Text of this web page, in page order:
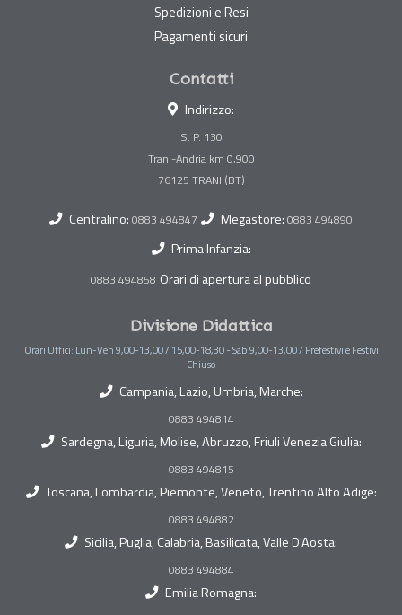
Spedizioni e Resi
Pagamenti sicuri
Contatti
Indirizzo:
S. P. 130
Trani-Andria km 0,900
Centralino: 0883 494847 Megastore: 0883 494890
Prima Infanzia:
0883 494858 Orari di apertura al pubblico
Divisione Didattica
Orari Uffici: Lun-Ven 9,00-13,00 / 15,00-18,30 - Sab 9,00-13,00 / Prefestivi e Festivi
Chiuso
Campania, Lazio, Umbria, Marche:
0883 494814
Sardegna, Liguria, Molise, Abruzzo, Friuli Venezia Giulia:
0883 494815
Toscana, Lombardia, Piemonte, Veneto, Trentino Alto Adige:
0883 494882
Sicilia, Puglia, Calabria, Basilicata, Valle D'Aosta:
0883 494884
Emilia Romagna: